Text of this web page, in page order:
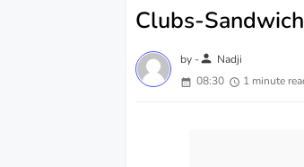
Clubs-
by -person Nadji
08:30
1 minute